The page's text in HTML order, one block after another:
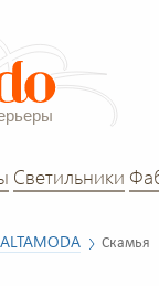
Светильники
ALTAMODA Скамья